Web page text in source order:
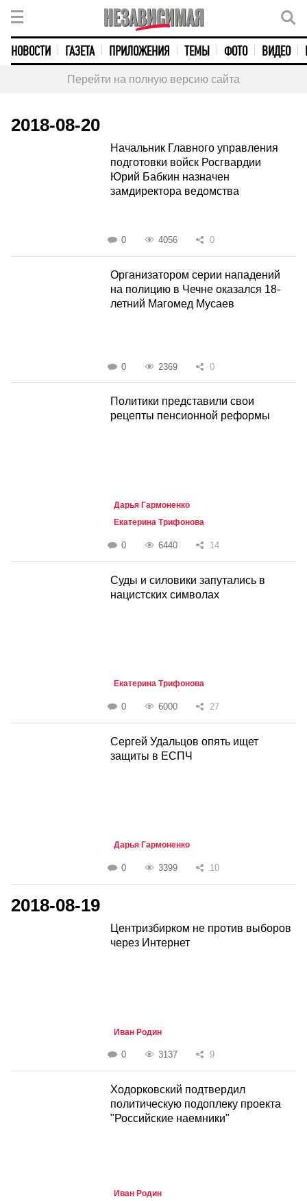
НОВОСТИ ГАЗЕТА ПРИЛОЖЕНИЯ ТЕМЫ ФОТО ВИДЕО
Перейти на полную версию сайта
2018-08-20
Начальник Главного управления
подготовки войск Росгвардии
Юрий Бабкин назначен
замдиректора ведомства
0 4056 0
Организатором серии нападений
на полицию в Чечне оказался 18-
летний Магомед Мусаев
0 2369 0
Политики представили свои
рецепты пенсионной реформы
Дарья Гармоненко
Екатерина Трифонова
0 6440 14
Суды и силовики запутались в
нацистских символах
Екатерина Трифонова
0 6000 27
Сергей Удальцов опять ищет
защиты в ЕСПЧ
Дарья Гармоненко
0 3399 10
2018-08-19
Центризбирком не против выборов
через Интернет
Иван Родин
0 3137 9
Ходорковский подтвердил
политическую подоплеку проекта
"Российские наемники"
Иван Родин